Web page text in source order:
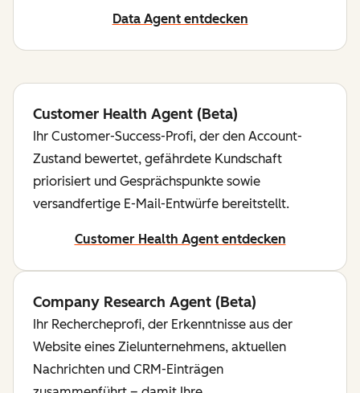
Data Agent entdecken
Customer Health Agent (Beta)
Ihr Customer-Success-Profi, der den Account-
Zustand bewertet, gefährdete Kundschaft
priorisiert und Gesprächspunkte sowie
versandfertige E-Mail-Entwürfe bereitstellt.
Customer Health Agent entdecken
Company Research Agent (Beta)
Ihr Rechercheprofi, der Erkenntnisse aus der
Website eines Zielunternehmens, aktuellen
Nachrichten und CRM-Einträgen